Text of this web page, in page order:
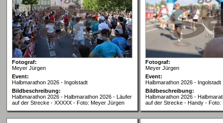
Fotograf:
Meyer Jürgen
Event:
Halbmarathon 2026 - Ingolstadt
Bildbeschreibung:
Halbmarathon 2026 - Halbmarathon 2026 - Läufer
auf der Strecke - XXXXX - Foto: Meyer Jürgen
Fotograf:
Meyer Jürgen
Event:
Halbmarathon 2026 - Ingolstadt
Bildbeschreibung:
Halbmarathon 2026 -
auf der Strecke - Handy - Foto: